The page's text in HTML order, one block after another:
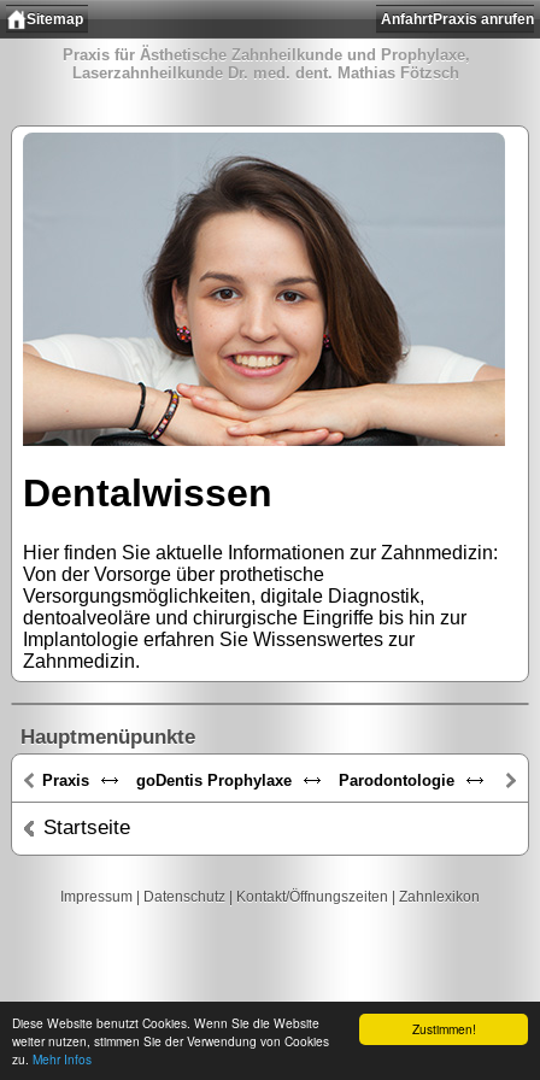
Zustimmen!
Diese Website benutzt Cookies. Wenn Sie die Website
weiter nutzen, stimmen Sie der Verwendung von Cookies
zu. Mehr Infos
Sitemap Praxis anrufen
Anfahrt
Praxis für Ästhetische Zahnheilkunde und Prophylaxe,
Laserzahnheilkunde Dr. med. dent. Mathias Fötzsch
Dentalwissen
Hier finden Sie aktuelle Informationen zur Zahnmedizin:
Von der Vorsorge über prothetische
Versorgungsmöglichkeiten, digitale Diagnostik,
dentoalveoläre und chirurgische Eingriffe bis hin zur
Implantologie erfahren Sie Wissenswertes zur
Zahnmedizin.
Hauptmenüpunkte
Praxis goDentis Prophylaxe Parodontologie
Startseite
Impressum | Datenschutz | Kontakt/Öffnungszeiten | Zahnlexikon